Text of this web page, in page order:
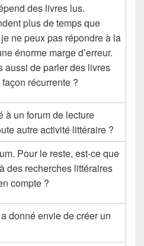
des livres lus.
plus de temps que
ne peux pas répondre à la
énorme marge d’erreur.
aussi de parler des livres
récurrente ?
à un forum de lecture
autre activité littéraire ?
Pour le reste, est-ce que
des recherches littéraires
compte ?
donné envie de créer un